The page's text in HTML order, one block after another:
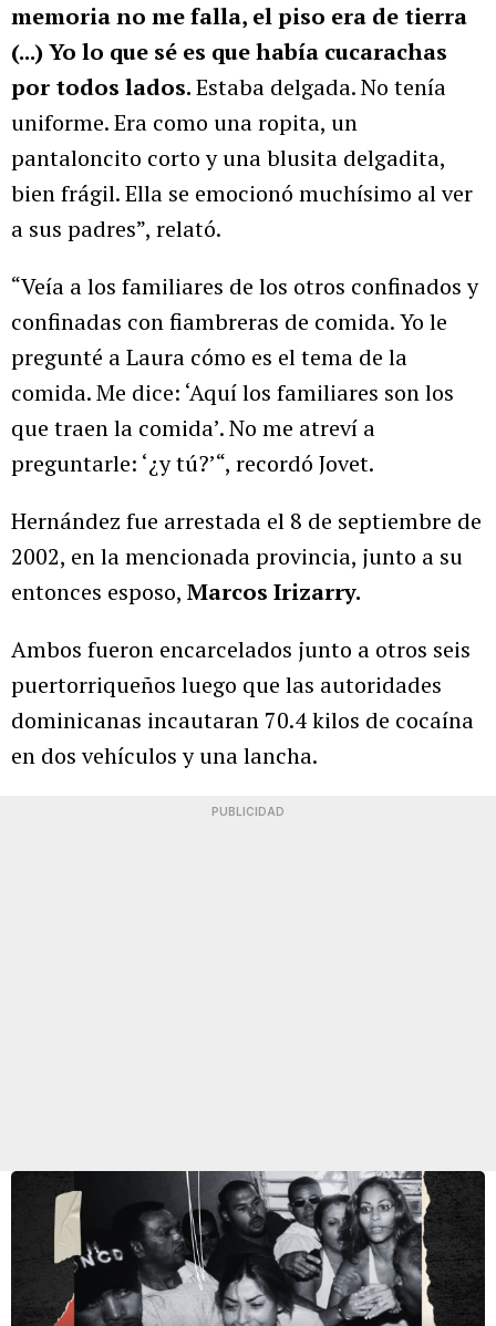
memoria no me falla, el piso era de tierra
(...) Yo lo que sé es que había cucarachas
por todos lados.Estaba delgada. No tenía
uniforme. Era como una ropita, un
pantaloncito corto y una blusita delgadita,
bien frágil. Ella se emocionó muchísimo al ver
a sus padres”, relató.
“Veía a los familiares de los otros confinados y
confinadas con fiambreras de comida. Yo le
pregunté a Laura cómo es el tema de la
comida. Me dice: ‘Aquí los familiares son los
que traen la comida’. No me atreví a
preguntarle: ‘¿y tú?’“, recordó Jovet.
Hernández fue arrestada el 8 de septiembre de
2002, en la mencionada provincia, junto a su
entonces esposo, Marcos Irizarry.
Ambos fueron encarcelados junto a otros seis
puertorriqueños luego que las autoridades
dominicanas incautaran 70.4 kilos de cocaína
en dos vehículos y una lancha.
PUBLICIDAD